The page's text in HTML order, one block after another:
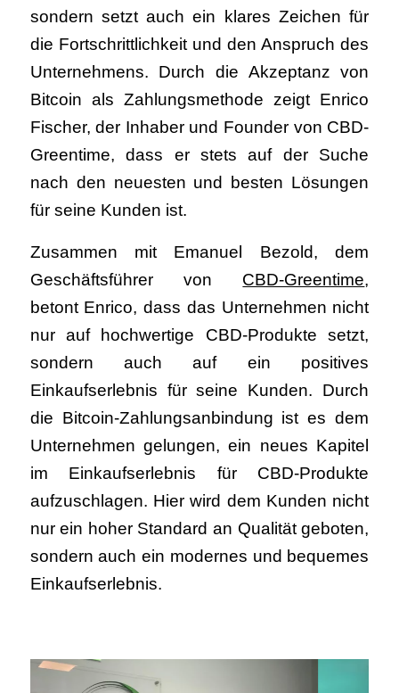
sondern setzt auch ein klares Zeichen für
die Fortschrittlichkeit und den Anspruch des
Unternehmens. Durch die Akzeptanz von
Bitcoin als Zahlungsmethode zeigt Enrico
Fischer, der Inhaber und Founder von CBD-
Greentime, dass er stets auf der Suche
nach den neuesten und besten Lösungen
für seine Kunden ist.
Zusammen mit Emanuel Bezold, dem
Geschäftsführer von CBD-Greentime,
betont Enrico, dass das Unternehmen nicht
nur auf hochwertige CBD-Produkte setzt,
sondern auch auf ein positives
Einkaufserlebnis für seine Kunden. Durch
die Bitcoin-Zahlungsanbindung ist es dem
Unternehmen gelungen, ein neues Kapitel
im Einkaufserlebnis für CBD-Produkte
aufzuschlagen. Hier wird dem Kunden nicht
nur ein hoher Standard an Qualität geboten,
sondern auch ein modernes und bequemes
Einkaufserlebnis.